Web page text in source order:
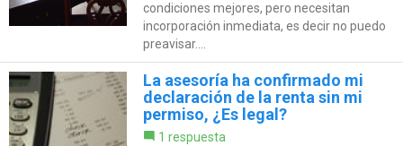
condiciones mejores, pero necesitan
incorporación inmediata, es decir no puedo
preavisar....
La asesoría ha confirmado mi
declaración de la renta sin mi
permiso, ¿Es legal?
1 respuesta